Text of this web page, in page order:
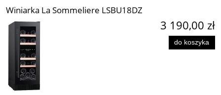
Winiarka La Sommeliere LSBU18DZ
3 190,00 zł
do koszyka